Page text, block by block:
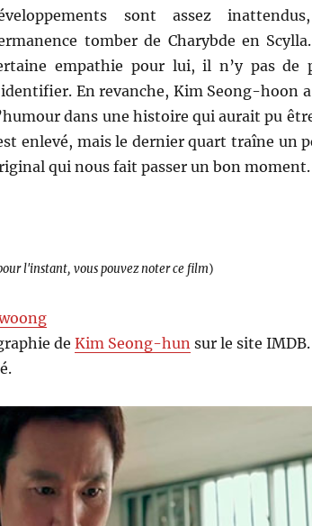
sont assez
tomber de Charybde en
empathie pour lui, il n’y pas de
En revanche, Kim Seong-hoon
dans une histoire qui aurait pu
enlevé, mais le dernier quart traîne un
qui nous fait passer un bon moment.
l'instant, vous pouvez noter ce film)
deKim Seong-hun sur le site IMDB.